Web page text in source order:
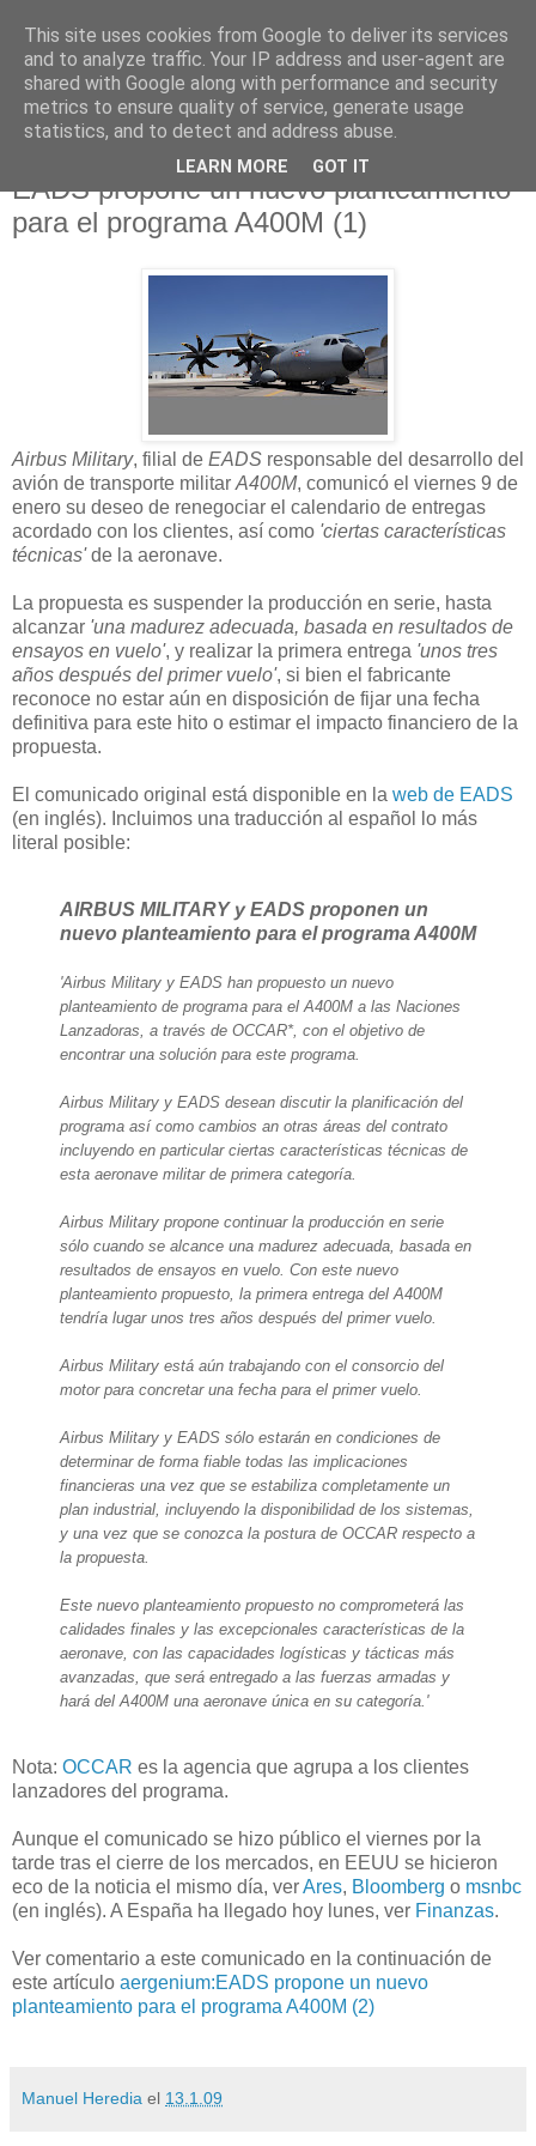
EADS propone un nuevo planteamiento
para el programa A400M (1)
Airbus Military, filial de EADS responsable del desarrollo del
avión de transporte militar A400M, comunicó el viernes 9 de
enero su deseo de renegociar el calendario de entregas
acordado con los clientes, así como 'ciertas características
técnicas'de la aeronave.
La propuesta es suspender la producción en serie, hasta
alcanzar 'una madurez adecuada, basada en resultados de
ensayos en vuelo', y realizar la primera entrega 'unos tres
años después del primer vuelo', si bien el fabricante
reconoce no estar aún en disposición de fijar una fecha
definitiva para este hito o estimar el impacto financiero de la
propuesta.
El comunicado original está disponible en la web de EADS
(en inglés). Incluimos una traducción al español lo más
literal posible:
AIRBUS MILITARY y EADS proponen un
nuevo planteamiento para el programa A400M
'Airbus Military y EADS han propuesto un nuevo
planteamiento de programa para el A400M a las Naciones
Lanzadoras, a través de OCCAR*, con el objetivo de
encontrar una solución para este programa.
Airbus Military y EADS desean discutir la planificación del
programa así como cambios an otras áreas del contrato
incluyendo en particular ciertas características técnicas de
esta aeronave militar de primera categoría.
Airbus Military propone continuar la producción en serie
sólo cuando se alcance una madurez adecuada, basada en
resultados de ensayos en vuelo. Con este nuevo
planteamiento propuesto, la primera entrega del A400M
tendría lugar unos tres años después del primer vuelo.
Airbus Military está aún trabajando con el consorcio del
motor para concretar una fecha para el primer vuelo.
Airbus Military y EADS sólo estarán en condiciones de
determinar de forma fiable todas las implicaciones
financieras una vez que se estabiliza completamente un
plan industrial, incluyendo la disponibilidad de los sistemas,
y una vez que se conozca la postura de OCCAR respecto a
la propuesta.
Este nuevo planteamiento propuesto no comprometerá las
calidades finales y las excepcionales características de la
aeronave, con las capacidades logísticas y tácticas más
avanzadas, que será entregado a las fuerzas armadas y
hará del A400M una aeronave única en su categoría.'
Nota: OCCAR es la agencia que agrupa a los clientes
lanzadores del programa.
Aunque el comunicado se hizo público el viernes por la
tarde tras el cierre de los mercados, en EEUU se hicieron
eco de la noticia el mismo día, verAres, Bloomberg o msnbc
(en inglés). A España ha llegado hoy lunes, ver Finanzas.
Ver comentario a este comunicado en la continuación de
este artículo aergenium:EADS propone un nuevo
planteamiento para el programa A400M (2)
Manuel Heredia el 13.1.09
This site uses cookies from Google to deliver its services
and to analyze traffic. Your IP address and user-agent are
shared with Google along with performance and security
metrics to ensure quality of service, generate usage
statistics, and to detect and address abuse.
LEARN MORE GOT IT